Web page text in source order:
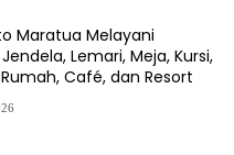
Maratua Melayani
Lemari, Meja, Kursi,
Café, dan Resort